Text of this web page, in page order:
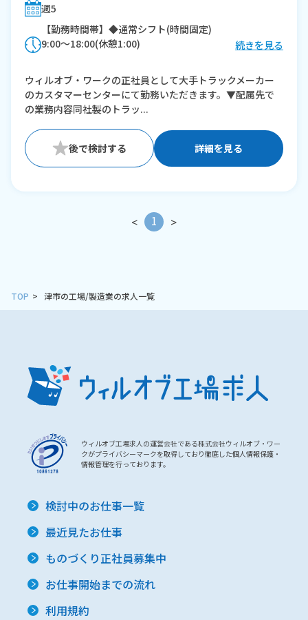
週5
【勤務時間帯】◆通常シフト(時間固定)
9:00〜18:00(休憩1:00)
※残業：0〜20時間程度/月
続きを見る
ウィルオブ・ワークの正社員として大手トラックメーカー
のカスタマーセンターにて勤務いただきます。▼配属先で
の業務内容同社製のトラッ...
詳細を見る
< 1 >
TOP 津市の工場/製造業の求人一覧
ウィルオブ工場求人の運営会社である株式会社ウィルオブ・ワー
クがプライバシーマークを取得しており徹底した個人情報保護・
情報管理を行っております。
検討中のお仕事一覧
最近見たお仕事
ものづくり正社員募集中
お仕事開始までの流れ
利用規約